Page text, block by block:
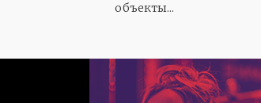
объекты...